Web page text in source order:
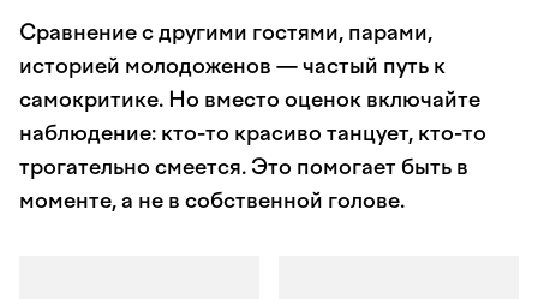
Сравнение с другими гостями, парами,
историей молодоженов — частый путь к
самокритике. Но вместо оценок включайте
наблюдение: кто-то красиво танцует, кто-то
трогательно смеется. Это помогает быть в
моменте, а не в собственной голове.